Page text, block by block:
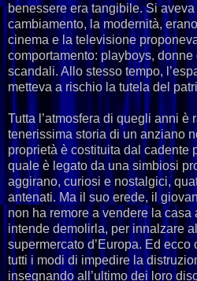
benessere era tangibile. Si
cambiamento, la modernità,
cinema e la televisione
comportamento: playboys,
scandali. Allo stesso tempo,
metteva a rischio la tutela del
Tutta l’atmosfera di quegli anni è
tenerissima storia di un anziano
proprietà è costituita dal cadente
quale è legato da una simbiosi
aggirano, curiosi e nostalgici,
antenati. Ma il suo erede, il
non ha remore a vendere la casa
intende demolirla, per innalzare
supermercato d’Europa. Ed
tutti i modi di impedire la
insegnando all’ultimo dei loro